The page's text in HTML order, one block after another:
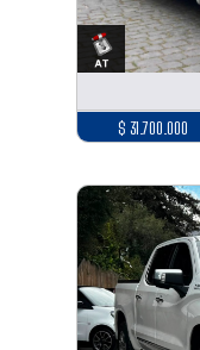
$ 31.700.000